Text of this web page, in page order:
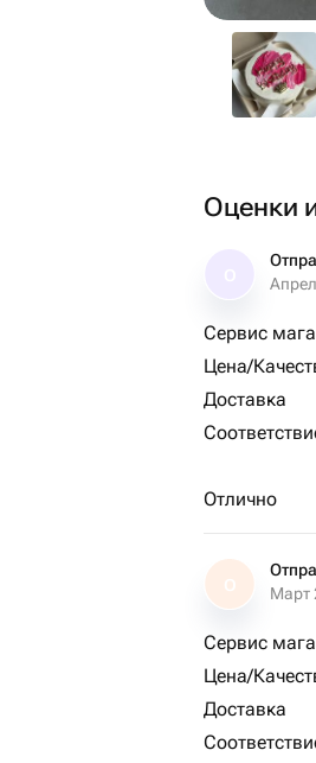
Оценки
Сервис
Цена/
Доставка
Отлично
О
Март
Сервис
Цена/
Доставка